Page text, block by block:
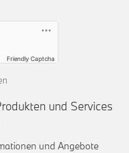
Friendly Captcha
und Services
und Angebote